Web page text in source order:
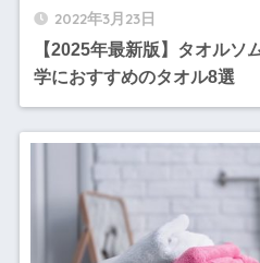
2022年3月23日
【2025年最新版】タオルソ
学におすすめのタオル8選